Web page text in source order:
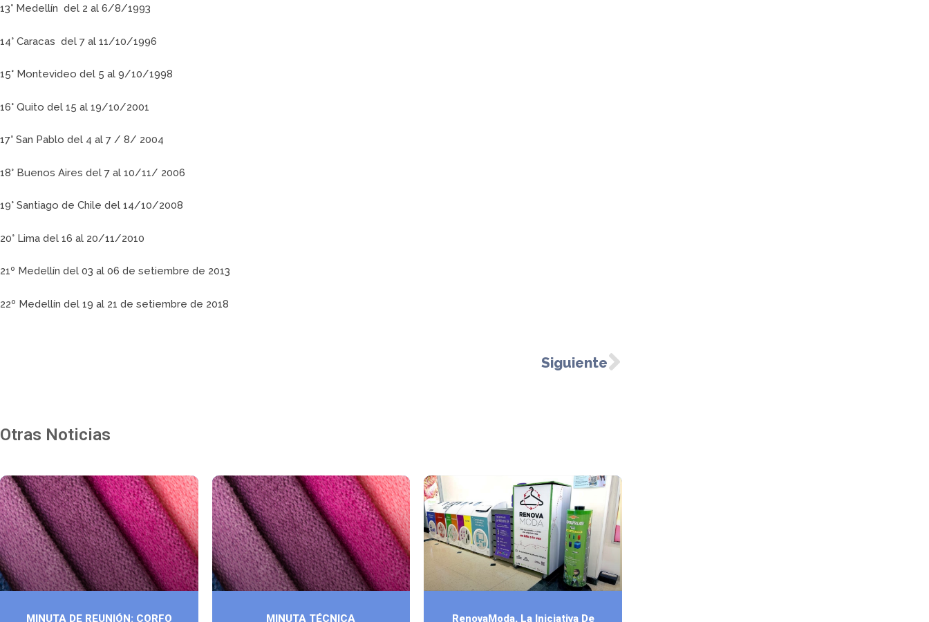
13° Medellín del 2 al 6/8/1993
14° Caracas del 7 al 11/10/1996
15° Montevideo del 5 al 9/10/1998
16° Quito del 15 al 19/10/2001
17° San Pablo del 4 al 7 / 8/ 2004
18° Buenos Aires del 7 al 10/11/ 2006
19° Santiago de Chile del 14/10/2008
20° Lima del 16 al 20/11/2010
21º Medellín del 03 al 06 de setiembre de 2013
22º Medellín del 19 al 21 de setiembre de 2018
Siguiente
Otras Noticias
MINUTA DE REUNIÓN: CORFO
MINUTA TÉCNICA
RenovaModa, La Iniciativa De